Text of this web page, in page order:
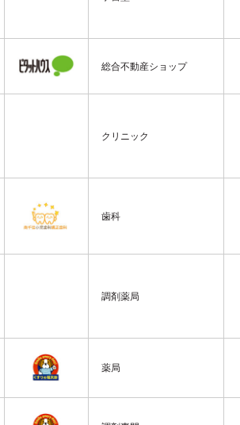
総合不動産ショップ
クリニック
歯科
調剤薬局
薬局